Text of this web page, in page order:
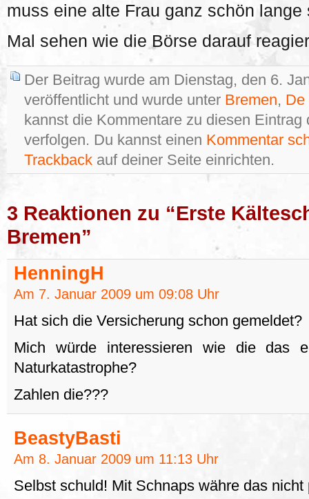
muss eine alte Frau ganz schön lange
Mal sehen wie die Börse darauf
Der Beitrag wurde am Dienstag, den 6.
veröffentlicht und wurde unter Bremen, De
kannst die Kommentare zu diesen
verfolgen. Du kannst einen Kommentar
Trackback auf deiner Seite einrichten.
3 Reaktionen zu “Erste
Bremen”
HenningH
Am 7. Januar 2009 um 09:08 Uhr
Hat sich die Versicherung schon gemeldet?
Mich würde interessieren wie die das
Naturkatastrophe?
Zahlen die???
BeastyBasti
Am 8. Januar 2009 um 11:13 Uhr
Selbst schuld! Mit Schnaps währe das nicht